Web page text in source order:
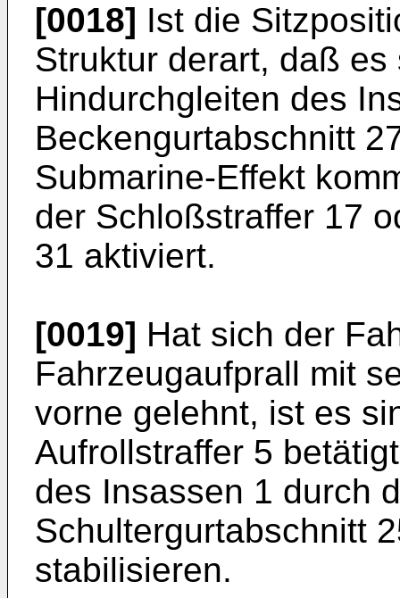
[0018] Ist die
Struktur derart, daß
Hindurchgleiten des
Beckengurtabschnitt
Submarine-Effekt
der Schloßstraffer 17
31 aktiviert.
[0019] Hat sich der
Fahrzeugaufprall mit
vorne gelehnt, ist es
Aufrollstraffer 5
des Insassen 1 durch
Schultergurtabschnitt
stabilisieren.